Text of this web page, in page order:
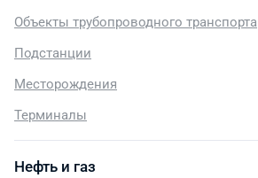
Объекты трубопроводного транспорта
Подстанции
Месторождения
Терминалы
Нефть и газ